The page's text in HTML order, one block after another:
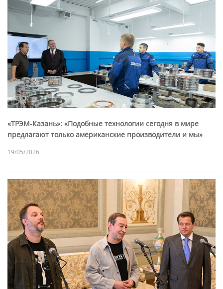
«ТРЭМ-Казань»: «Подобные технологии сегодня в мире
предлагают только американские производители и мы»
19/05/2026